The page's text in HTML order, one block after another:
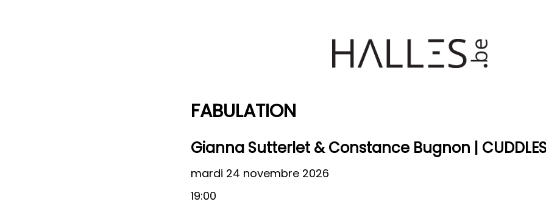
FABULATION
Gianna Sutterlet & Constance Bugnon |
mardi 24 novembre 2026
19:00